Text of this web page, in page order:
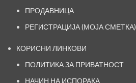
ПРОДАВНИЦА
РЕГИСТРАЦИЈА (МОЈА СМЕТКА)
КОРИСНИ ЛИНКОВИ
ПОЛИТИКА ЗА ПРИВАТНОСТ
НАЧИН НА ИСПОРАКА